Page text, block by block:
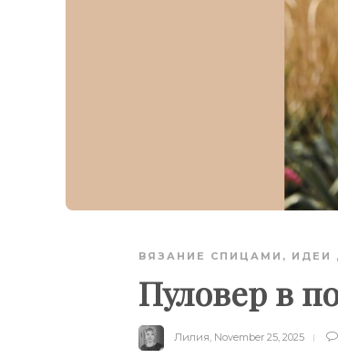
ВЯЗАНИЕ СПИЦАМИ , ИДЕИ
Пуловер в
Лилия, November 25, 2025